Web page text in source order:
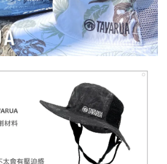
流T恤 舒適涼感 土耳其棉
加入購物車